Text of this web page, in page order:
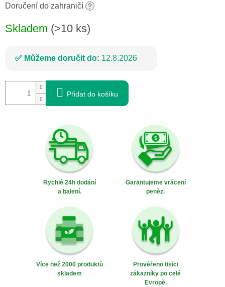
cena:
Doručení do zahraničí ?
Skladem (>10 ks)
Můžeme doručit do: 12.8.2026
Přidat do košíku
Rychlé 24h dodání
a balení.
Garantujeme vrácení
peněz.
Více než 2000 produktů
skladem
Prověřeno tisíci
zákazníky po celé
Evropě.